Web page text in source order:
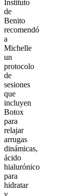
Instituto
de
Benito
recomendó
a
Michelle
un
protocolo
de
sesiones
que
incluyen
Botox
para
relajar
arrugas
dinámicas,
ácido
hialurónico
para
hidratar
y